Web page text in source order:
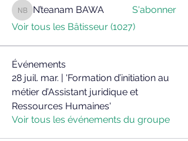
N’teanam BAWA
N’teanam BAWA
S'abonner
Voir tous les Bâtisseur (1027)
Événements
28 juil. mar. | 'Formation d’initiation au
métier d’Assistant juridique et
Ressources Humaines'
Voir tous les événements du groupe